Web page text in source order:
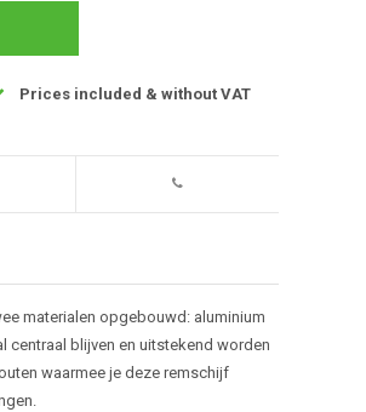
Prices included & without VAT
materialen opgebouwd: aluminium
centraal blijven en uitstekend worden
waarmee je deze remschijf